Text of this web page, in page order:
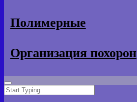
Полимерные
Организация похорон
Search
for: